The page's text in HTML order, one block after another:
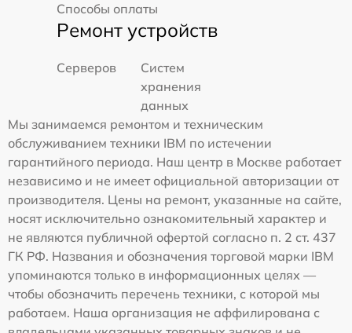
Способы оплаты
Ремонт устройств
Серверов
Систем
хранения
данных
Мы занимаемся ремонтом и техническим
обслуживанием техники IBM по истечении
гарантийного периода. Наш центр в Москве работает
независимо и не имеет официальной авторизации от
производителя. Цены на ремонт, указанные на сайте,
носят исключительно ознакомительный характер и
не являются публичной офертой согласно п. 2 ст. 437
ГК РФ. Названия и обозначения торговой марки IBM
упоминаются только в информационных целях —
чтобы обозначить перечень техники, с которой мы
работаем. Наша организация не аффилирована с